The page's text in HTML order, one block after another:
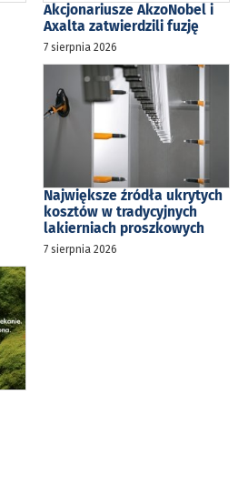
Akcjonariusze AkzoNobel i
Axalta zatwierdzili fuzję
7 sierpnia 2026
Największe źródła ukrytych
kosztów w tradycyjnych
lakierniach proszkowych
7 sierpnia 2026